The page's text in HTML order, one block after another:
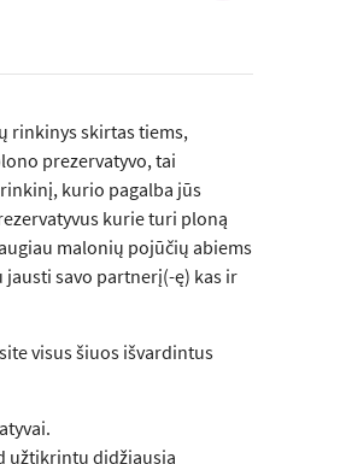
rinkinys skirtas tiems,
prezervatyvo, tai
kurio pagalba jūs
kurie turi ploną
malonių pojūčių abiems
savo partnerį(-ę) kas ir
visus šiuos išvardintus
užtikrintų didžiausią